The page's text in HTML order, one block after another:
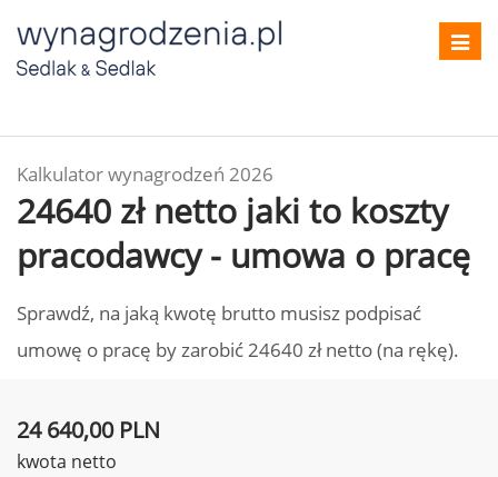
Kalkulator wynagrodzeń 2026
24640 zł netto jaki to koszty
pracodawcy - umowa o pracę
Sprawdź, na jaką kwotę brutto musisz podpisać
umowę o pracę by zarobić 24640 zł netto (na rękę).
24 640,00 PLN
kwota netto